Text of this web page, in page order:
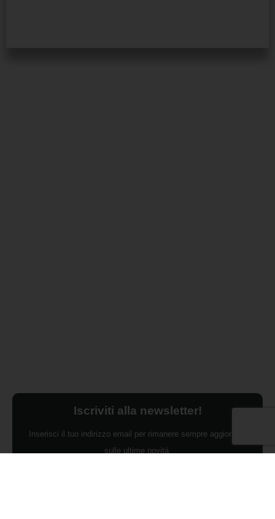
Iscriviti alla newsletter!
Inserisci il tuo indirizzo email per rimanere sempre aggiornato
sulle ultime novità.